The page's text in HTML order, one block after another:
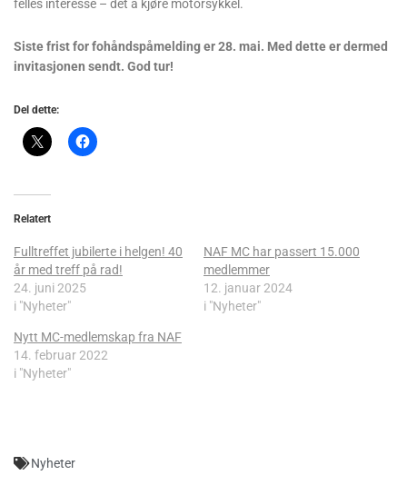
felles interesse – det å kjøre motorsykkel.
Siste frist for fohåndspåmelding er 28. mai. Med dette er dermed
invitasjonen sendt. God tur!
Del dette:
Relatert
Fulltreffet jubilerte i helgen! 40
år med treff på rad!
24. juni 2025
i "Nyheter"
NAF MC har passert 15.000
medlemmer
12. januar 2024
i "Nyheter"
Nytt MC-medlemskap fra NAF
14. februar 2022
i "Nyheter"
Nyheter